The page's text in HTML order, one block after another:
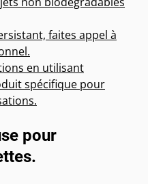
faites appel à
en utilisant
spécifique pour
pour